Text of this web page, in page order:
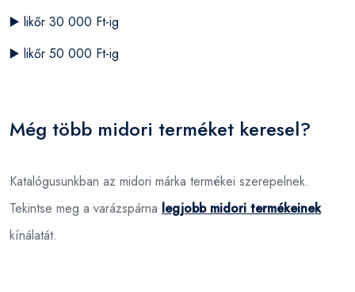
▶️ likőr 30 000 Ft-ig
▶️ likőr 50 000 Ft-ig
Még több midori terméket keresel?
Katalógusunkban az midori márka termékei szerepelnek.
Tekintse meg a varázspárna legjobb midori termékeinek
kínálatát.